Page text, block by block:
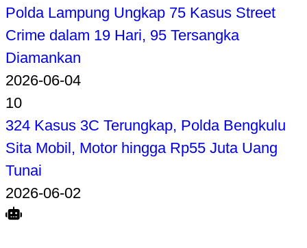
Polda Lampung Ungkap 75 Kasus Street
Crime dalam 19 Hari, 95 Tersangka
Diamankan
2026-06-04
10
324 Kasus 3C Terungkap, Polda Bengkulu
Sita Mobil, Motor hingga Rp55 Juta Uang
Tunai
2026-06-02